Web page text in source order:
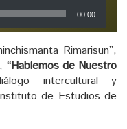
00:00
Rimarisun”,
“Hablemos de Nuestro
intercultural y
de Estudios de